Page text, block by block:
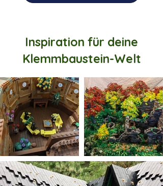
Inspiration für deine
Klemmbaustein-Welt